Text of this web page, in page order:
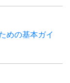
めの基本ガイ